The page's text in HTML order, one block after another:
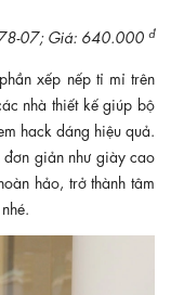
07; Giá: 640.000 đ
xếp nếp tỉ mỉ trên
nhà thiết kế giúp bộ
hack dáng hiệu quả.
đơn giản như giày cao
hảo, trở thành tâm